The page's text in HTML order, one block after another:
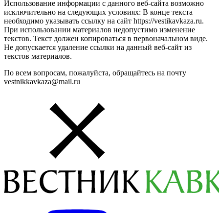
Использование информации с данного веб-сайта возможно
исключительно на следующих условиях: В конце текста
необходимо указывать ссылку на сайт https://vestikavkaza.ru.
При использовании материалов недопустимо изменение
текстов. Текст должен копироваться в первоначальном виде.
Не допускается удаление ссылки на данный веб-сайт из
текстов материалов.
По всем вопросам, пожалуйста, обращайтесь на почту
vestnikkavkaza@mail.ru